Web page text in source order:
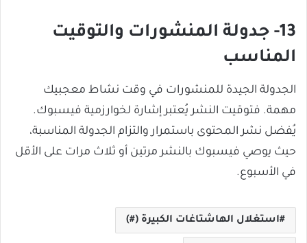
13- جدولة المنشورات والتوقيت
المناسب
الجدولة الجيدة للمنشورات في وقت نشاط معجبيك
مهمة. فتوقيت النشر يُعتبر إشارة لخوارزمية فيسبوك.
يُفضل نشر المحتوى باستمرار والتزام الجدولة المناسبة،
حيث يوصي فيسبوك بالنشر مرتين أو ثلاث مرات على الأقل
في الأسبوع.
استغلال الهاشتاغات الكبيرة (#)